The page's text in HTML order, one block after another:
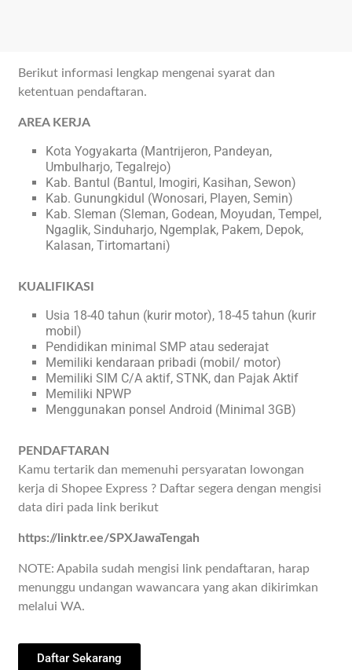
Berikut informasi lengkap mengenai syarat dan
ketentuan pendaftaran.
AREA KERJA
Kota Yogyakarta (Mantrijeron, Pandeyan,
Umbulharjo, Tegalrejo)
Kab. Bantul (Bantul, Imogiri, Kasihan, Sewon)
Kab. Gunungkidul (Wonosari, Playen, Semin)
Kab. Sleman (Sleman, Godean, Moyudan, Tempel,
Ngaglik, Sinduharjo, Ngemplak, Pakem, Depok,
Kalasan, Tirtomartani)
KUALIFIKASI
Usia 18-40 tahun (kurir motor), 18-45 tahun (kurir
mobil)
Pendidikan minimal SMP atau sederajat
Memiliki kendaraan pribadi (mobil/ motor)
Memiliki SIM C/A aktif, STNK, dan Pajak Aktif
Memiliki NPWP
Menggunakan ponsel Android (Minimal 3GB)
PENDAFTARAN
Kamu tertarik dan memenuhi persyaratan lowongan
kerja di Shopee Express ? Daftar segera dengan mengisi
data diri pada link berikut
https://linktr.ee/SPXJawaTengah
NOTE: Apabila sudah mengisi link pendaftaran, harap
menunggu undangan wawancara yang akan dikirimkan
melalui WA.
Daftar Sekarang